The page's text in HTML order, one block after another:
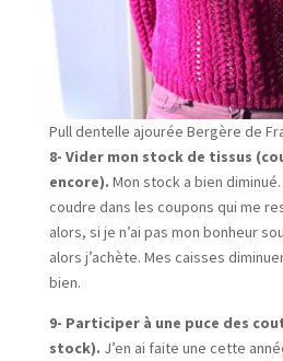
Pull dentelle ajourée Bergère de
8- Vider mon stock de tissus
encore). Mon stock a bien
coudre dans les coupons qui me
alors, si je n’ai pas mon bonheur
alors j’achète. Mes caisses
bien.
9- Participer à une puce des
stock). J’en ai faite une cette